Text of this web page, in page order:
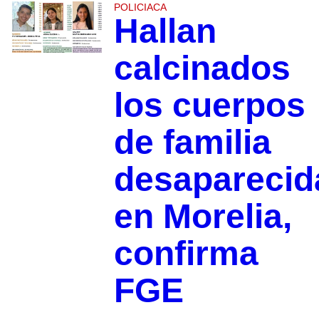
POLICIACA
Hallan
calcinados
los cuerpos
de familia
en Morelia,
confirma
FGE